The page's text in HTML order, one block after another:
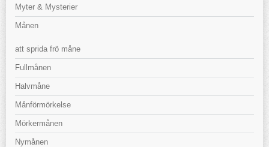
Myter & Mysterier
Månen
att sprida frö måne
Fullmånen
Halvmåne
Månförmörkelse
Mörkermånen
Nymånen